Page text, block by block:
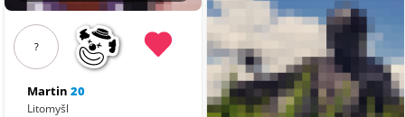
?
Martin 20
Litomyšl